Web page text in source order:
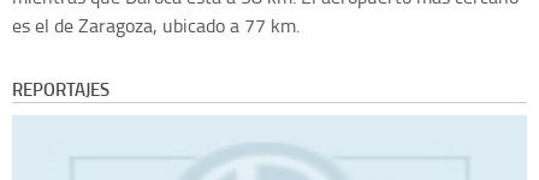
es el de Zaragoza, ubicado a 77 km.
REPORTAJES